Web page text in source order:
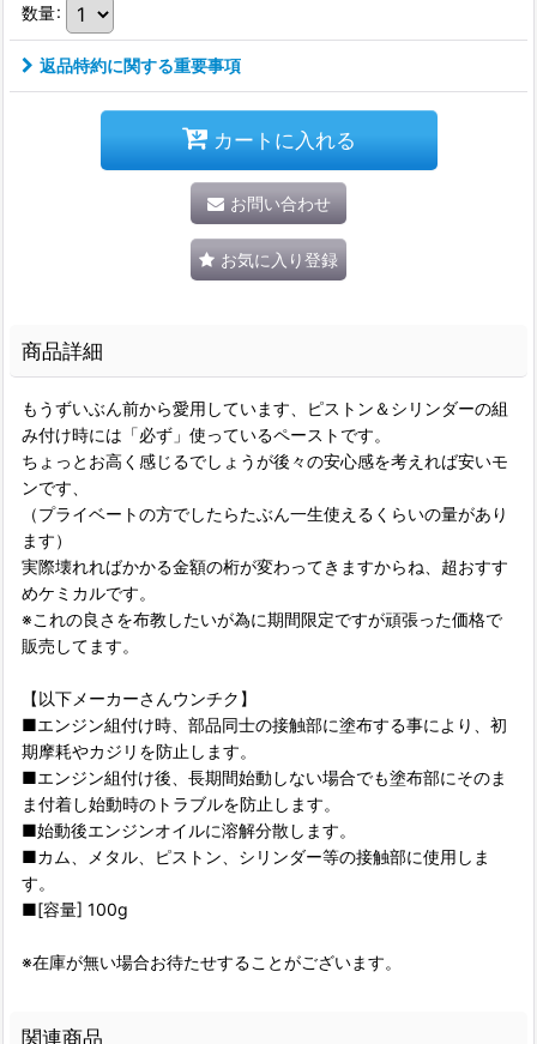
数量:
返品特約に関する重要事項
カートに入れる
お問い合わせ
お気に入り登録
商品詳細
もうずいぶん前から愛用しています、ピストン＆シリンダーの組
み付け時には「必ず」使っているペーストです。
ちょっとお高く感じるでしょうが後々の安心感を考えれば安いモ
ンです、
（プライベートの方でしたらたぶん一生使えるくらいの量があり
ます）
実際壊れればかかる金額の桁が変わってきますからね、超おすす
めケミカルです。
※これの良さを布教したいが為に期間限定ですが頑張った価格で
販売してます。
【以下メーカーさんウンチク】
■エンジン組付け時、部品同士の接触部に塗布する事により、初
期摩耗やカジリを防止します。
■エンジン組付け後、長期間始動しない場合でも塗布部にそのま
ま付着し始動時のトラブルを防止します。
■始動後エンジンオイルに溶解分散します。
■カム、メタル、ピストン、シリンダー等の接触部に使用しま
す。
■[容量] 100g
※在庫が無い場合お待たせすることがございます。
関連商品